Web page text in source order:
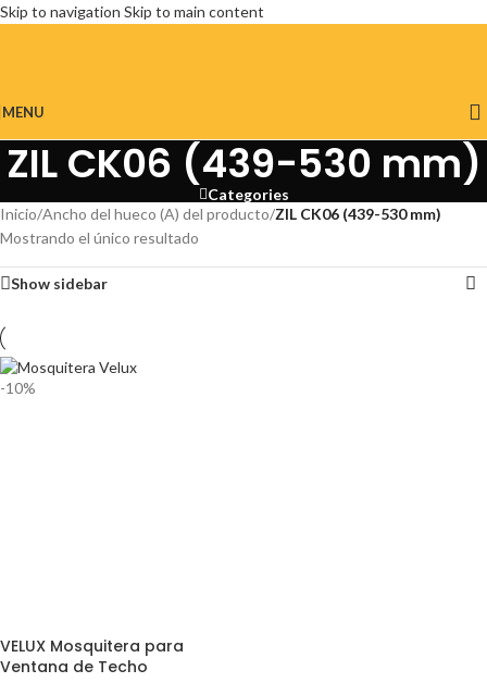
Skip to navigation Skip to main content
MENU
ZIL CK06 (439-530 mm)
Categories
Inicio/Ancho del hueco (A) del producto/ZIL CK06 (439-530 mm)
Mostrando el único resultado
Show sidebar
-10%
VELUX Mosquitera para
Ventana de Techo